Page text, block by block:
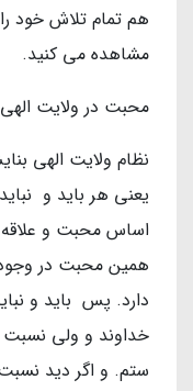
هم تمام تلاش خود
مشاهده می کنید.
محبت در ولایت الهی
نظام ولایت الهی
یعنی هر باید و
اساس محبت و
همین محبت در وجود
دارد. پس باید و
خداوند و ولی نسبت
ستم. و اگر دید